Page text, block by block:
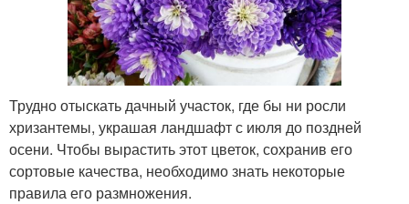
Трудно отыскать дачный участок, где бы ни росли
хризантемы, украшая ландшафт с июля до поздней
осени. Чтобы вырастить этот цветок, сохранив его
сортовые качества, необходимо знать некоторые
правила его размножения.